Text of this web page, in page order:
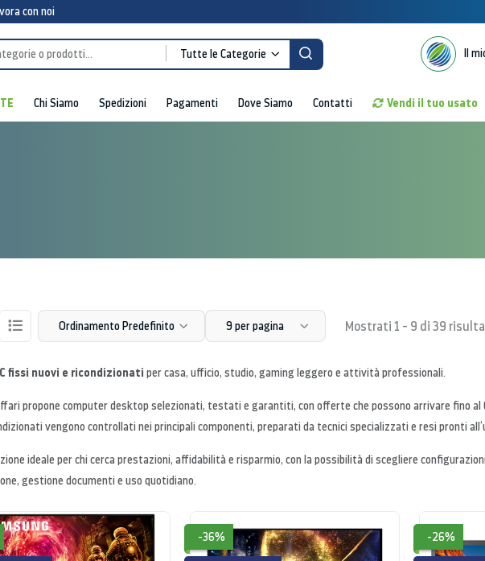
con noi
Tutte le Categorie Il
Chi Siamo Spedizioni Pagamenti Dove Siamo Contatti Vendi il tuo usato
Ordinamento Predefinito 9 per pagina Mostrati 1 - 9 di 39
fissi nuovi e ricondizionati per casa, ufficio, studio, gaming leggero e attività professionali.
propone computer desktop selezionati, testati e garantiti, con offerte che possono arrivare fino al
vengono controllati nei principali componenti, preparati da tecnici specializzati e resi pronti
ideale per chi cerca prestazioni, affidabilità e risparmio, con la possibilità di scegliere
gestione documenti e uso quotidiano.
-36% -26%